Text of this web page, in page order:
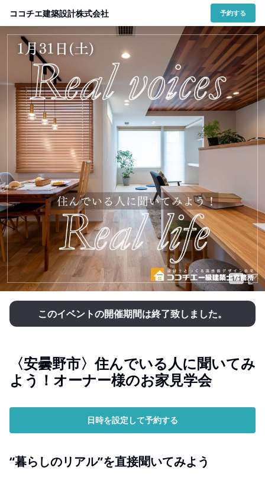
ココチエ建築設計株式会社 予約する
1/1
このイベントの開催期間は終了致しました。
〈安曇野市〉住んでいる人に聞いてみ
よう！オーナー様のお家見学会
日時を設定して予約する
“暮らしのリアル”を直接聞いてみよう